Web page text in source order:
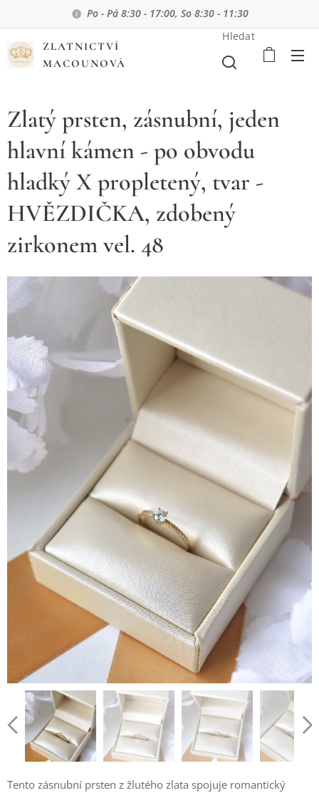
Po - Pá 8:30 - 17:00, So 8:30 - 11:30
ZLATNICTVÍ
MACOUNOVÁ
Hledat
Zlatý prsten, zásnubní, jeden
hlavní kámen - po obvodu
hladký X propletený, tvar -
HVĚZDIČKA, zdobený
zirkonem vel. 48
Tento zásnubní prsten z žlutého zlata spojuje romantický